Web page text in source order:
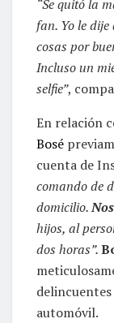
“Se quitó la
fan. Yo le
cosas por
Incluso un
selfie”,
En relación
Bosé
cuenta de
comando de
domicilio.
hijos, al
dos horas”.
automóvil.